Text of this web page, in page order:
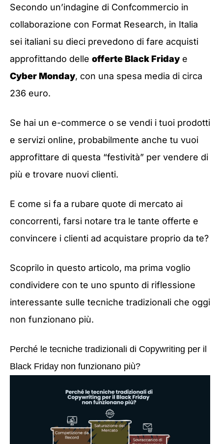
Secondo un’indagine di Confcommercio in
collaborazione con Format Research, in Italia
sei italiani su dieci prevedono di fare acquisti
approfittando delle offerte Black Fridaye
Cyber Monday, con una spesa media di circa
236 euro.
Se hai un e-commerce o se vendi i tuoi prodotti
e servizi online, probabilmente anche tu vuoi
approfittare di questa “festività” per vendere di
più e trovare nuovi clienti.
E come si fa a rubare quote di mercato ai
concorrenti, farsi notare tra le tante offerte e
convincere i clienti ad acquistare proprio da te?
Scoprilo in questo articolo, ma prima voglio
condividere con te uno spunto di riflessione
interessante sulle tecniche tradizionali che oggi
non funzionano più.
Perché le tecniche tradizionali di Copywriting per il
Black Friday non funzionano più?